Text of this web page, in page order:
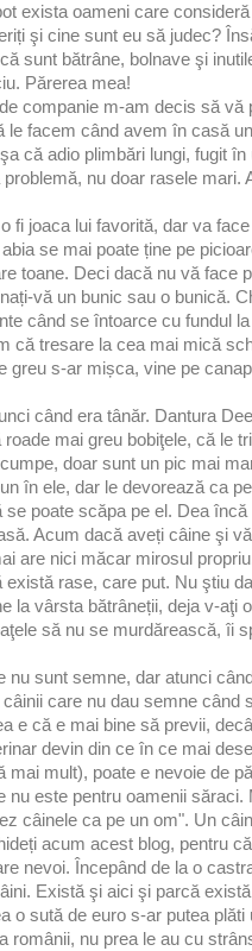
exista oameni care
şi cine sunt eu să judec?
sunt bătrâne, bolnave şi
Părerea mea!
companie m-am decis să
facem când avem în casă
că adio plimbări lungi, fugit
nu doar rasele
fi joaca lui favorită, dar va
se mai poate ține pe
toane. Deci dacă nu vă
vă un bunic sau o bunică.
când se întoarce cu fundul
că tresare la cea mai mică
greu s-ar mișca, vine pe
când era tânăr. Dantura
mai greu bobiţele, că le
doar sunt un pic mai
în ele, dar le devorează ca
poate scăpa pe el. Dea
Acum dacă aveți câine şi
are nici măcar mirosul
rase, care put. Nu ştiu
la vârsta bătrâneții, deja v-
să nu se murdărească, îi
sunt semne, dar atunci
care nu dau semne
e că e mai bine să previi,
devin din ce în ce mai
mult), poate e nevoie de
este pentru oamenii
câinele ca pe un om". Un
acum acest blog, pentru
nevoi. Începând de la o
Există şi aici şi parcă
o sută de euro s-ar putea
românii, nu prea le au cu